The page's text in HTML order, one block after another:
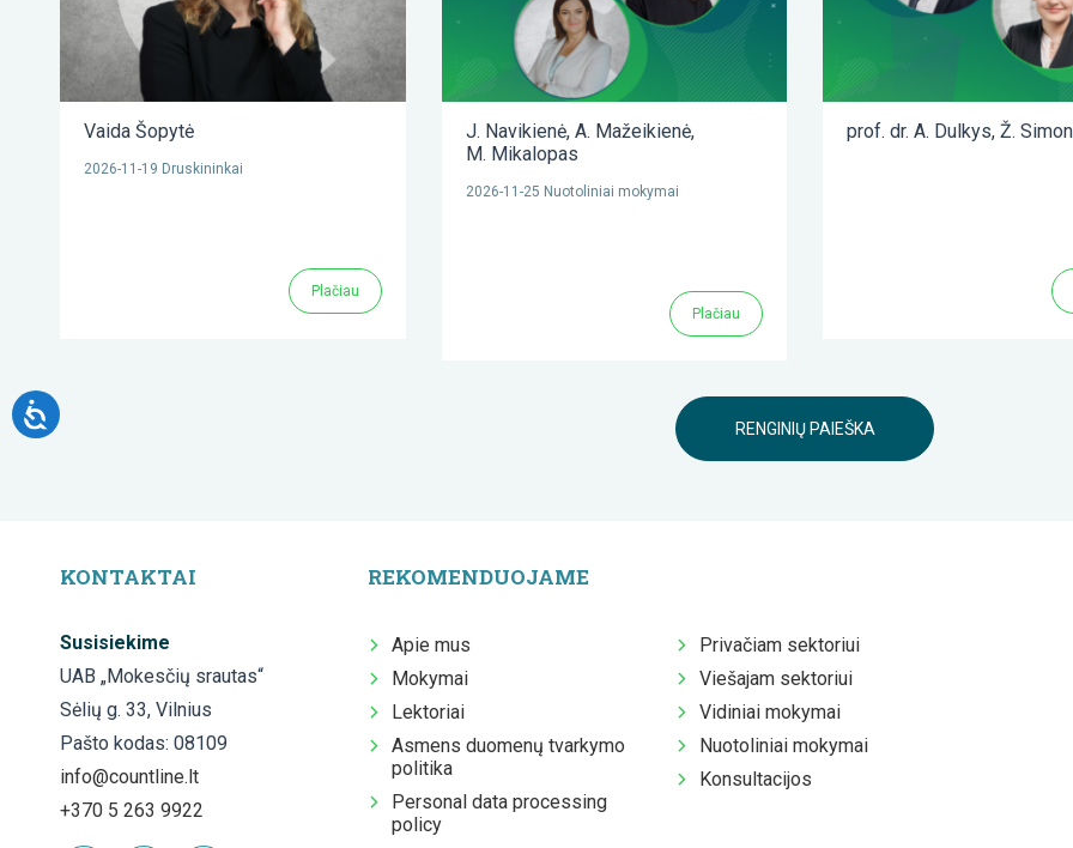
Vaida Šopytė
2026-11-19 Druskininkai
Plačiau
J. Navikienė, A. Mažeikienė,
M. Mikalopas
2026-11-25 Nuotoliniai mokymai
Plačiau
prof. dr. A. Dulkys, Ž.
RENGINIŲ PAIEŠKA
KONTAKTAI
Susisiekime
UAB „Mokesčių srautas“
Sėlių g. 33, Vilnius
Pašto kodas: 08109
info@countline.lt
+370 5 263 9922
REKOMENDUOJAME
Apie mus
Mokymai
Lektoriai
Asmens duomenų tvarkymo
politika
Personal data processing
policy
Privačiam sektoriui
Viešajam sektoriui
Vidiniai mokymai
Nuotoliniai mokymai
Konsultacijos